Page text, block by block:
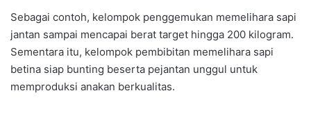
Sebagai contoh, kelompok penggemukan memelihara sapi
jantan sampai mencapai berat target hingga 200 kilogram.
Sementara itu, kelompok pembibitan memelihara sapi
betina siap bunting beserta pejantan unggul untuk
memproduksi anakan berkualitas.